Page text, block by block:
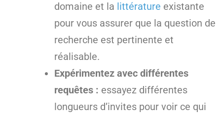
domaine et la littérature existante
pour vous assurer que la question de
recherche est pertinente et
réalisable.
Expérimentez avec différentes
requêtes : essayez différentes
longueurs d’invites pour voir ce qui